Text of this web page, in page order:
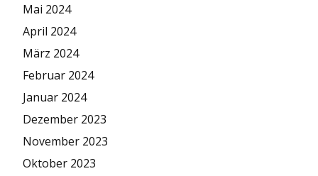
Mai 2024
April 2024
März 2024
Februar 2024
Januar 2024
Dezember 2023
November 2023
Oktober 2023